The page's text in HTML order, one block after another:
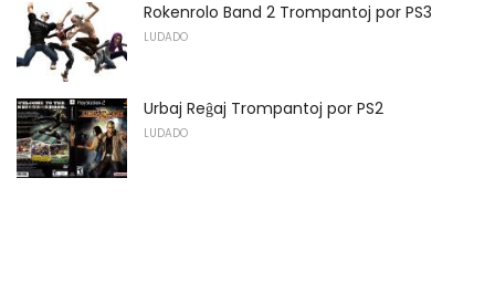
Rokenrolo Band 2 Trompantoj por PS3
LUDADO
Urbaj Reĝaj Trompantoj por PS2
LUDADO